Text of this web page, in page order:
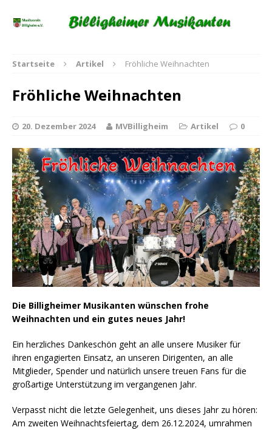
Startseite Artikel Fröhliche Weihnachten
Fröhliche Weihnachten
20. Dezember 2024 MVBilligheim Artikel 0
Die Billigheimer Musikanten wünschen frohe
Weihnachten und ein gutes neues Jahr!
Ein herzliches Dankeschön geht an alle unsere Musiker für
ihren engagierten Einsatz, an unseren Dirigenten, an alle
Mitglieder, Spender und natürlich unsere treuen Fans für die
großartige Unterstützung im vergangenen Jahr.
Verpasst nicht die letzte Gelegenheit, uns dieses Jahr zu hören:
Am zweiten Weihnachtsfeiertag, dem 26.12.2024, umrahmen